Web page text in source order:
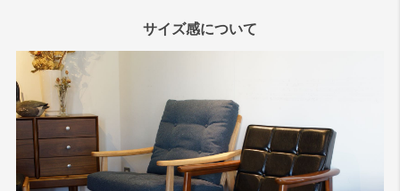
サイズ感について